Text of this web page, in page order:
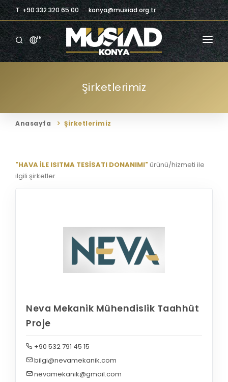
T: +90 332 320 65 00 konya@musiad.org.tr
TR
ANASAYFA
BILGI MERKEZI
Şirketlerimiz
Anasayfa Şirketlerimiz
"HAVA İLE ISITMA TESİSATI DONANIMI"ürünü/hizmeti ile
ilgili şirketler
Neva Mekanik Mühendislik Taahhüt
Proje
+90 532 791 45 15
bilgi@nevamekanik.com
nevamekanik@gmail.com